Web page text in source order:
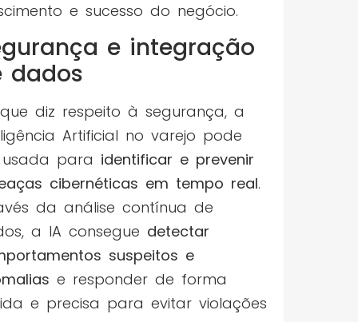
e sucesso do negócio.
e integração
dados
diz respeito à segurança, a
Artificial no varejo pode
para identificar e prevenir
cibernéticas em tempo real.
da análise contínua de
a IA consegue detectar
suspeitos e
e responder de forma
e precisa para evitar violações